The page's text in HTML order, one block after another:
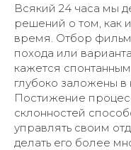
Всякий 24 часа мы
решений о том, как
время. Отбор
похода или
кажется
глубоко заложены в
Постижение
склонностей
управлять своим
делать его более